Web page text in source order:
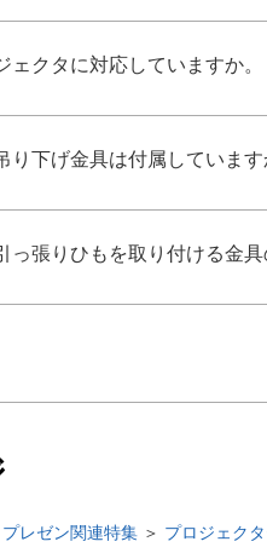
クタに対応していますか。
り下げ金具は付属しています
っ張りひもを取り付ける金具
プレゼン関連特集 ＞ プロジェク